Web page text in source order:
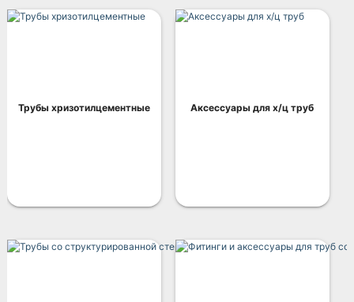
Трубы хризотилцементные Аксессуары для х/ц труб